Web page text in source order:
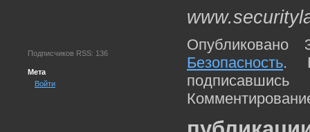
Подписчиков RSS: 136
Мета
Войти
Безопасность.